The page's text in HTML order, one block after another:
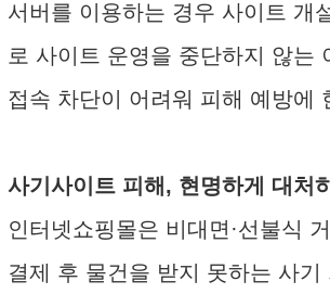
서버를 이용하는 경우 사이트 개
로 사이트 운영을 중단하지 않는
접속 차단이 어려워 피해 예방에
사기사이트 피해, 현명하게 대처
인터넷쇼핑몰은 비대면·선불식
결제 후 물건을 받지 못하는 사기